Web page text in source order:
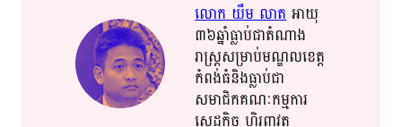
លោក​ យឹម​ លាត​អាយុ​​
៣៦​​ឆ្នាំ​​ធ្លាប់​ជា​​តំ​​ណា​​ង​​
រាស្ត្រ​​សម្រាប់​​មណ្ឌល​​ខេត្ត​​
កំពង់​​ធំ​​និង​​​ធ្លាប់​​​​ជា​​
សមាជិក​​គណៈកម្មការ​​